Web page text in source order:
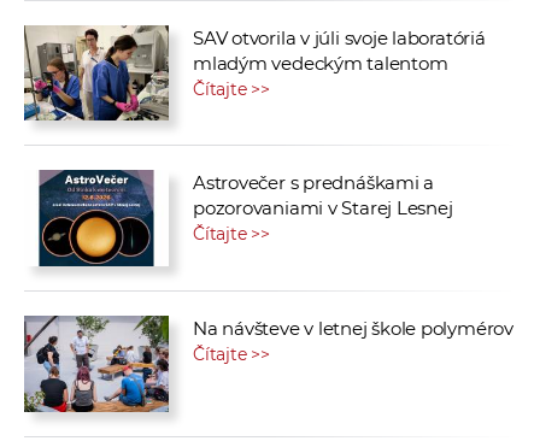
SAV otvorila v júli svoje laboratóriá
mladým vedeckým talentom
Čítajte >>
Astrovečer s prednáškami a
pozorovaniami v Starej Lesnej
Čítajte >>
Na návšteve v letnej škole polymérov
Čítajte >>